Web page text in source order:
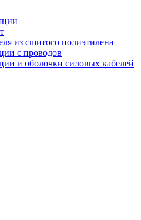
из сшитого полиэтилена
с проводов
и оболочки силовых кабелей